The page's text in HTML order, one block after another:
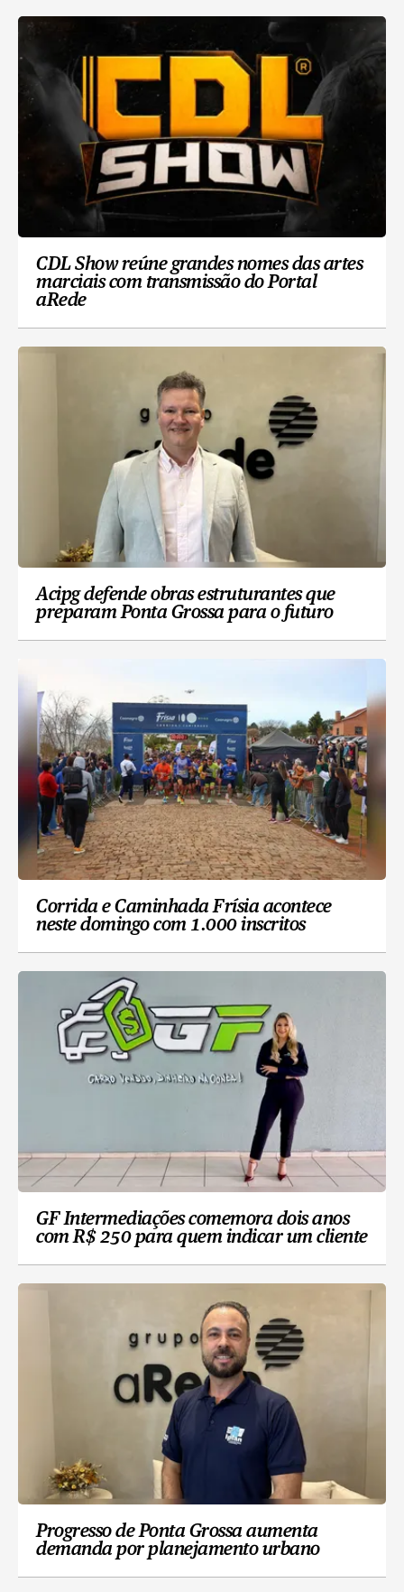
CDL Show reúne grandes nomes das artes
marciais com transmissão do Portal
aRede
Acipg defende obras estruturantes que
preparam Ponta Grossa para o futuro
Corrida e Caminhada Frísia acontece
neste domingo com 1.000 inscritos
GF Intermediações comemora dois anos
com R$ 250 para quem indicar um cliente
Progresso de Ponta Grossa aumenta
demanda por planejamento urbano